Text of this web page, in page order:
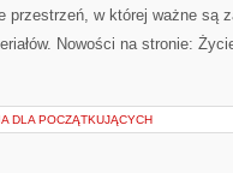
przestrzeń, w której ważne są
Nowości na stronie:
DLA POCZĄTKUJĄCYCH